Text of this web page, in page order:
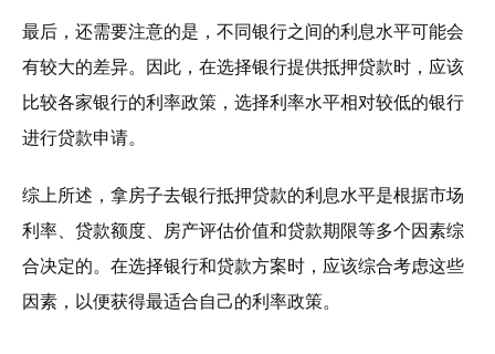
最后，还需要注意的是，不同银行之间的利息水平可能会
有较大的差异。因此，在选择银行提供抵押贷款时，应该
比较各家银行的利率政策，选择利率水平相对较低的银行
进行贷款申请。
综上所述，拿房子去银行抵押贷款的利息水平是根据市场
利率、贷款额度、房产评估价值和贷款期限等多个因素综
合决定的。在选择银行和贷款方案时，应该综合考虑这些
因素，以便获得最适合自己的利率政策。